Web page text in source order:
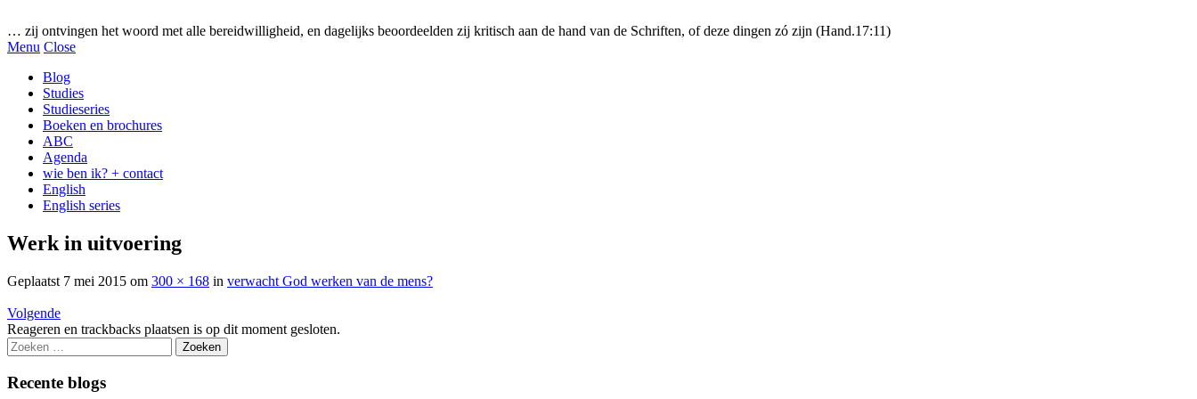
… zij ontvingen het woord met alle bereidwilligheid, en dagelijks beoordeelden zij kritisch aan de hand van de Schriften, of deze dingen zó zijn (Hand.17:11)
Menu Close
Blog
Studies
Studieseries
Boeken en brochures
ABC
Agenda
wie ben ik? + contact
English
English series
Werk in uitvoering
Geplaatst 7 mei 2015 om 300 × 168 in verwacht God werken van de mens?
Volgende
Reageren en trackbacks plaatsen is op dit moment gesloten.
Zoeken
naar:
Recente blogs